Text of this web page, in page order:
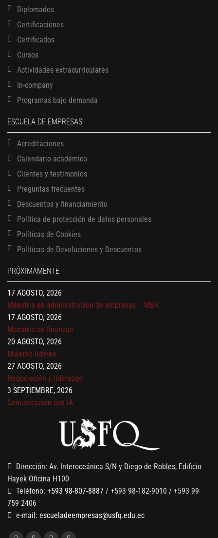
Diplomados
Certificaciones
Certificados
Cursos
Actividades extracurriculares
In-company
Programas bajo demanda
ESCUELA DE EMPRESAS
Acreditaciones
Calendario académico
Clientes y testimonios
Preguntas frecuentes
Descuentos y financiamiento
Política de protección de datos personales
Políticas de Cookies
Políticas de Devoluciones y Descuentos
PRÓXIMAMENTE
13 AGOSTO, 2026
17 AGOSTO, 2026
Gerencia de empresas familiares
17 AGOSTO, 2026
Maestría en administración de empresas – MBA
17 AGOSTO, 2026
Maestría en finanzas
20 AGOSTO, 2026
Mujeres líderes
27 AGOSTO, 2026
Negociación y liderazgo
3 SEPTIEMBRE, 2026
Comunicación con IA
13 AGOSTO, 2026
Finanzas para no financieros
Dirección: Av. Interoceánica S/N y Diego de Robles, Edificio
Hayek Oficina H100
Teléfono: +593 98-807-8887 / +593 98-182-9010 / +593 99
759 2406
e-mail: escueladeempresas@usfq.edu.ec